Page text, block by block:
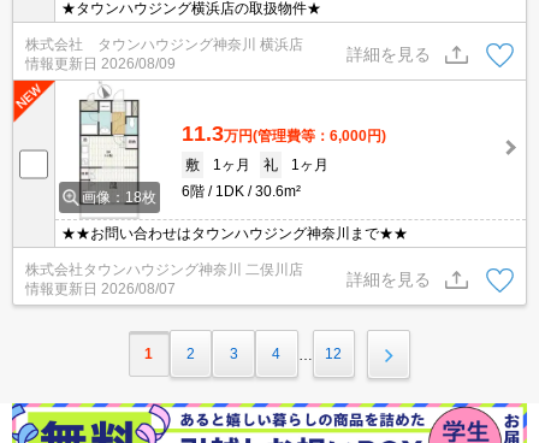
★タウンハウジング横浜店の取扱物件★
株式会社 タウンハウジング神奈川 横浜店
情報更新日 2026/08/09
詳細を見る
画像：18枚
11.3万円(管理費等：6,000円)
敷
1ヶ月 礼
1ヶ月
6階
1DK 30.6m²
★★お問い合わせはタウンハウジング神奈川まで★★
株式会社タウンハウジング神奈川 二俣川店
情報更新日 2026/08/07
詳細を見る
1 2 3 4 12